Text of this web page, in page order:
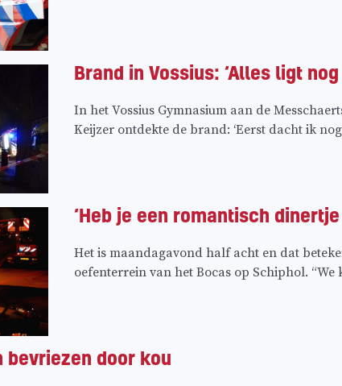
Brand in Vossius: ‘Alles ligt nog
In het Vossius Gymnasium aan de
Keijzer ontdekte de brand: ‘Eerst dacht ik
‘Heb je een romantisch
Het is maandagavond half acht en dat
oefenterrein van het Bocas op Schiphol.
door kou